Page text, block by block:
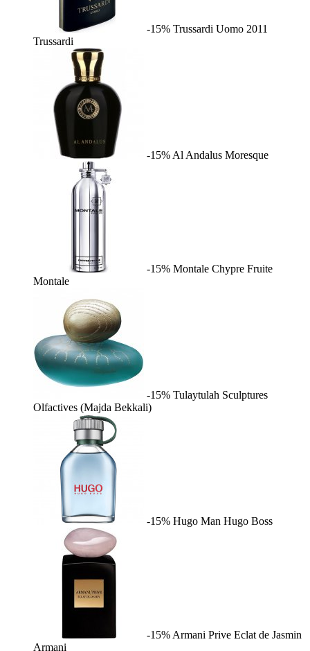
-15% Trussardi Uomo 2011
Trussardi
-15% Al Andalus Moresque
-15% Montale Chypre Fruite
Montale
-15% Tulaytulah Sculptures
Olfactives (Majda Bekkali)
-15% Hugo Man Hugo Boss
-15% Armani Prive Eclat de Jasmin
Armani